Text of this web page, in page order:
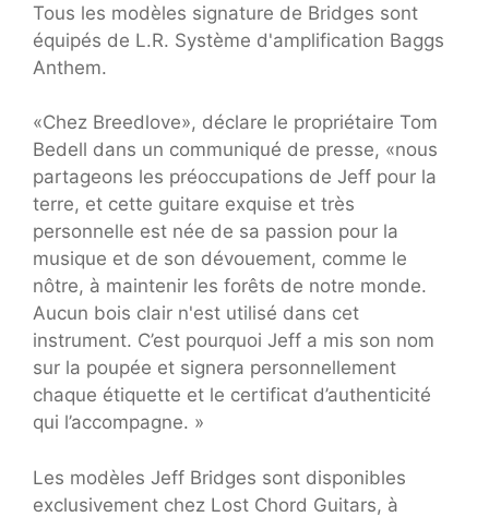
Tous les modèles signature de Bridges sont
équipés de L.R. Système d'amplification Baggs
Anthem.
«Chez Breedlove», déclare le propriétaire Tom
Bedell dans un communiqué de presse, «nous
partageons les préoccupations de Jeff pour la
terre, et cette guitare exquise et très
personnelle est née de sa passion pour la
musique et de son dévouement, comme le
nôtre, à maintenir les forêts de notre monde.
Aucun bois clair n'est utilisé dans cet
instrument. C’est pourquoi Jeff a mis son nom
sur la poupée et signera personnellement
chaque étiquette et le certificat d’authenticité
qui l’accompagne. »
Les modèles Jeff Bridges sont disponibles
exclusivement chez Lost Chord Guitars, à